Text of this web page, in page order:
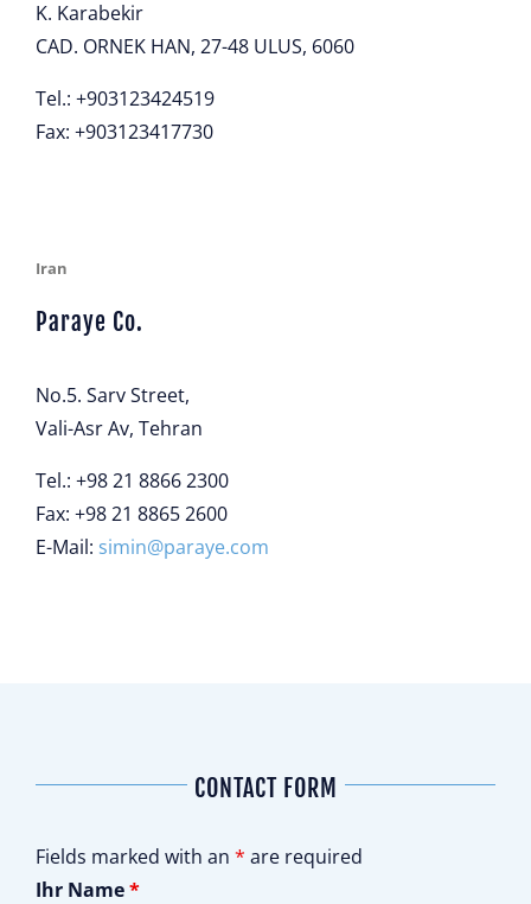
K. Karabekir
CAD. ORNEK HAN, 27-48 ULUS, 6060
Tel.: +903123424519
Fax: +903123417730
Iran
Paraye Co.
No.5. Sarv Street,
Vali-Asr Av, Tehran
Tel.: +98 21 8866 2300
Fax: +98 21 8865 2600
E-Mail: simin@paraye.com
CONTACT FORM
Fields marked with an * are required
Ihr Name*